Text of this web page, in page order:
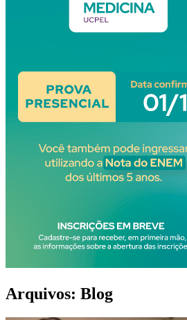
Arquivos: Blog